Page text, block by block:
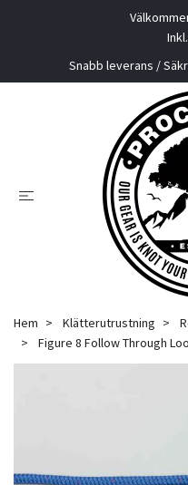
Snabb leverans /
Hem Klätterutrustning
Figure 8 Follow Through